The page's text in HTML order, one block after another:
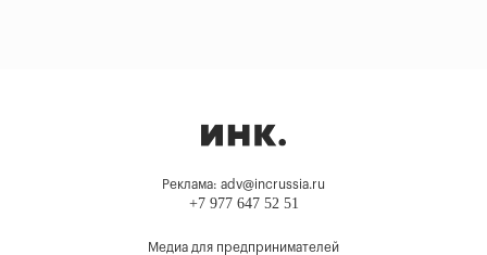
Реклама: adv@incrussia.ru
+7 977 647 52 51
Медиа для предпринимателей